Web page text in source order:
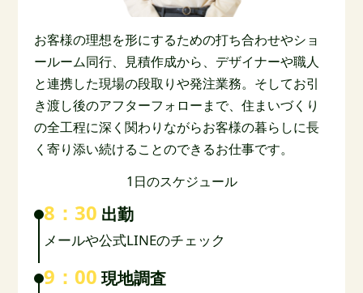
お客様の理想を形にするための打ち合わせやショ
ールーム同行、見積作成から、デザイナーや職人
と連携した現場の段取りや発注業務。そしてお引
き渡し後のアフターフォローまで、住まいづくり
の全工程に深く関わりながらお客様の暮らしに長
く寄り添い続けることのできるお仕事です。
1日のスケジュール
8：30 出勤
メールや公式LINEのチェック
9：00現地調査